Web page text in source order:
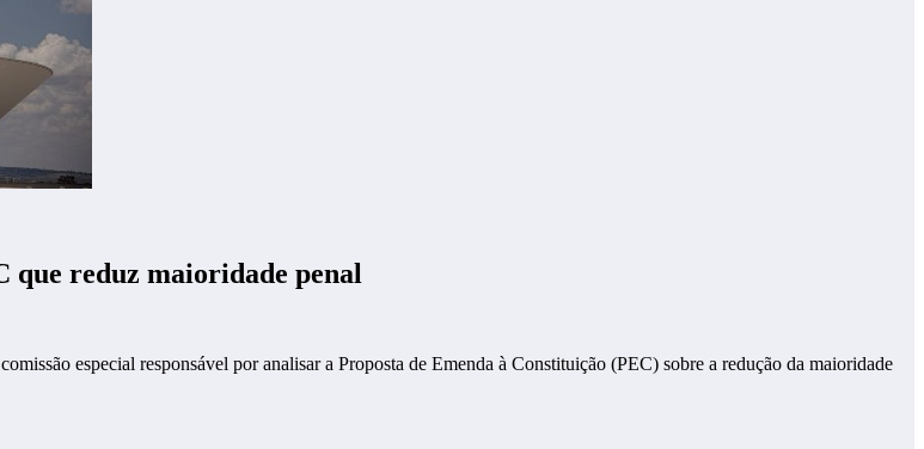
que reduz maioridade penal
especial responsável por analisar a Proposta de Emenda à Constituição (PEC) sobre a redução da maioridade